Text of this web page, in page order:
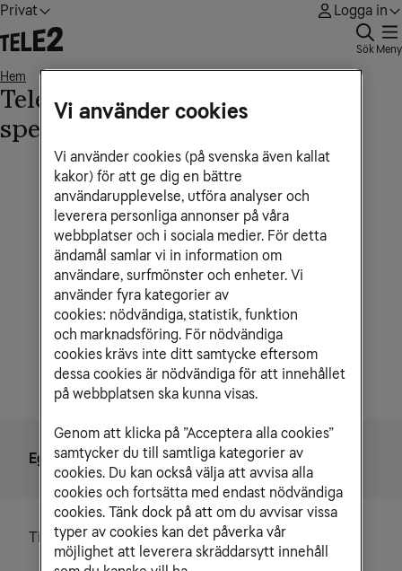
Privat Logga in
Sök Meny
Hem
Tele2 WiFi Hub C2 - Tekniska
specifikationer
Egenskaper
Tillverkare Sagemcom
Vi använder cookies
Vi använder cookies (på svenska även kallat
kakor) för att ge dig en bättre
användarupplevelse, utföra analyser och
leverera personliga annonser på våra
webbplatser och i sociala medier. För detta
ändamål samlar vi in information om
användare, surfmönster och enheter. Vi
använder fyra kategorier av
cookies: nödvändiga, statistik, funktion
och marknadsföring. För nödvändiga
cookies krävs inte ditt samtycke eftersom
dessa cookies är nödvändiga för att innehållet
på webbplatsen ska kunna visas.
Genom att klicka på ”Acceptera alla cookies”
samtycker du till samtliga kategorier av
cookies. Du kan också välja att avvisa alla
cookies och fortsätta med endast nödvändiga
cookies. Tänk dock på att om du avvisar vissa
typer av cookies kan det påverka vår
möjlighet att leverera skräddarsytt innehåll